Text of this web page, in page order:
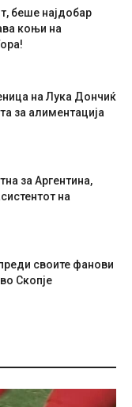
беше најдобар
коњи на
на Лука Дончиќ
за алиментација
за Аргентина,
на
своите фанови
Скопје